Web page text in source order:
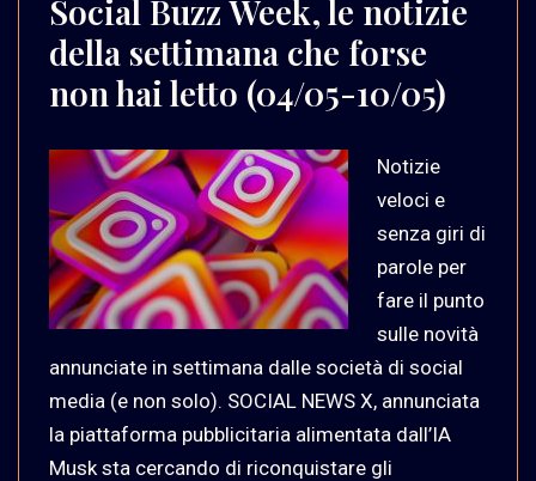
Social Buzz Week, le notizie
della settimana che forse
non hai letto (04/05-10/05)
Notizie
veloci e
senza giri di
parole per
fare il punto
sulle novità
annunciate in settimana dalle società di social
media (e non solo). SOCIAL NEWS X, annunciata
la piattaforma pubblicitaria alimentata dall’IA
Musk sta cercando di riconquistare gli